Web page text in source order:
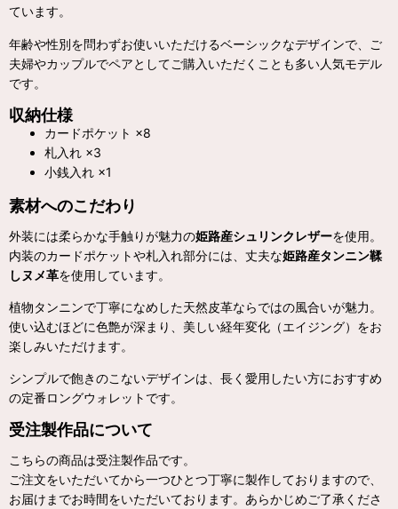
ています。
年齢や性別を問わずお使いいただけるベーシックなデザインで、ご
夫婦やカップルでペアとしてご購入いただくことも多い人気モデル
です。
収納仕様
カードポケット ×8
札入れ ×3
小銭入れ ×1
素材へのこだわり
外装には柔らかな手触りが魅力の姫路産シュリンクレザーを使用。
内装のカードポケットや札入れ部分には、丈夫な姫路産タンニン鞣
しヌメ革を使用しています。
植物タンニンで丁寧になめした天然皮革ならではの風合いが魅力。
使い込むほどに色艶が深まり、美しい経年変化（エイジング）をお
楽しみいただけます。
シンプルで飽きのこないデザインは、長く愛用したい方におすすめ
の定番ロングウォレットです。
受注製作品について
こちらの商品は受注製作品です。
ご注文をいただいてから一つひとつ丁寧に製作しておりますので、
お届けまでお時間をいただいております。あらかじめご了承くださ